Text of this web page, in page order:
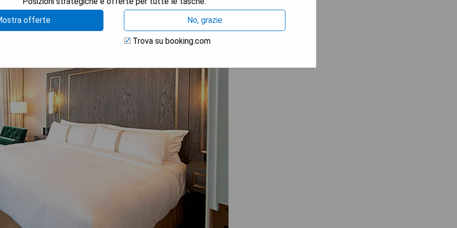
offerte
No, grazie
Trova su booking.com